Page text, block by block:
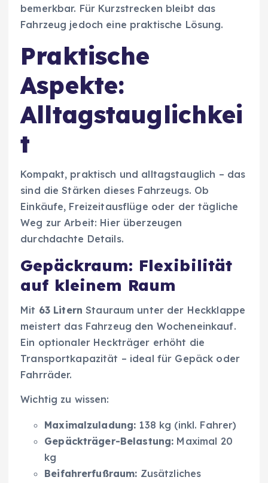
bemerkbar. Für Kurzstrecken bleibt das
Fahrzeug jedoch eine praktische Lösung.
Praktische
Aspekte:
Alltagstauglichkei
t
Kompakt, praktisch und alltagstauglich – das
sind die Stärken dieses Fahrzeugs. Ob
Einkäufe, Freizeitausflüge oder der tägliche
Weg zur Arbeit: Hier überzeugen
durchdachte Details.
Gepäckraum: Flexibilität
auf kleinem Raum
Mit 63 Litern Stauraum unter der Heckklappe
meistert das Fahrzeug den Wocheneinkauf.
Ein optionaler Heckträger erhöht die
Transportkapazität – ideal für Gepäck oder
Fahrräder.
Wichtig zu wissen:
Maximalzuladung: 138 kg (inkl. Fahrer)
Gepäckträger-Belastung: Maximal 20
kg
Beifahrerfußraum: Zusätzliches